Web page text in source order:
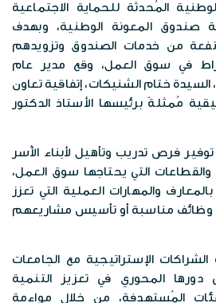
المُحدثة للحماية الاجتماعية
صندوق المعونة الوطنية، وبهدف
من خدمات الصندوق وتزويدهم
في سوق العمل، وقع مدير عام
ختام الشنيكات، إتفاقية تعاون
مُمثلةً برئيسها الأستاذ الدكتور
فرص تدريب وتأهيل لأبناء الأُسر
التي يحتاجها سوق العمل،
والمهارات العملية التي تعزز
مناسبة أو تأسيس مشاريعهم
الإستراتيجية مع الجامعات
المحوري في تعزيز التنمية
المُستهدفة، من خلال مواءمة